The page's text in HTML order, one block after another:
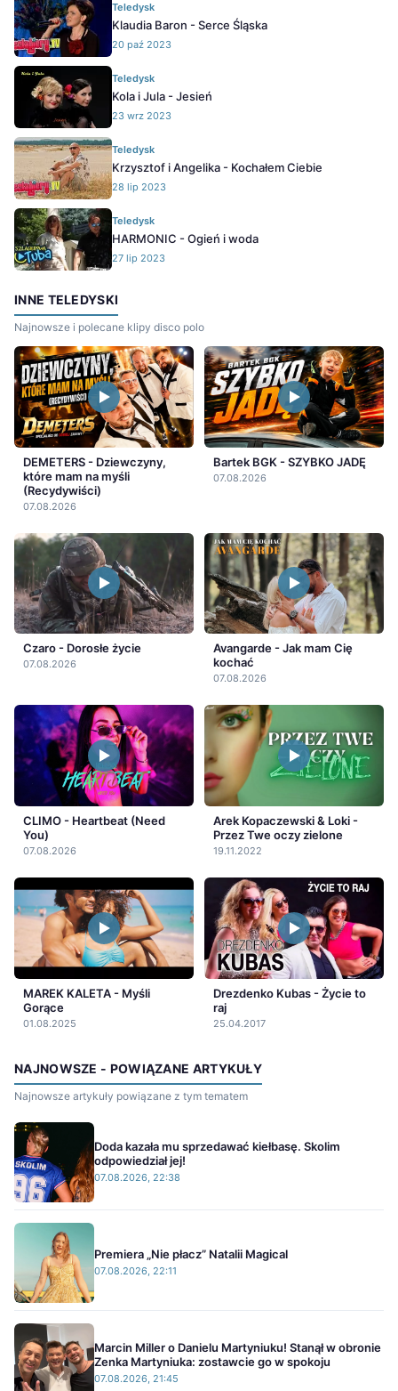
Teledysk
Klaudia Baron - Serce Śląska
20 paź 2023
Teledysk
Kola i Jula - Jesień
23 wrz 2023
Teledysk
Krzysztof i Angelika - Kochałem Ciebie
28 lip 2023
Teledysk
HARMONIC - Ogień i woda
27 lip 2023
INNE TELEDYSKI
Najnowsze i polecane klipy disco polo
DEMETERS - Dziewczyny,
które mam na myśli
(Recydywiści)
07.08.2026
Bartek BGK - SZYBKO JADĘ
07.08.2026
Czaro - Dorosłe życie
07.08.2026
Avangarde - Jak mam Cię
kochać
07.08.2026
CLIMO - Heartbeat (Need
You)
07.08.2026
Arek Kopaczewski & Loki -
Przez Twe oczy zielone
19.11.2022
MAREK KALETA - Myśli
Gorące
01.08.2025
Drezdenko Kubas - Życie to
raj
25.04.2017
NAJNOWSZE - POWIĄZANE ARTYKUŁY
Najnowsze artykuły powiązane z tym tematem
Doda kazała mu sprzedawać kiełbasę. Skolim
odpowiedział jej!
07.08.2026, 22:38
Premiera „Nie płacz” Natalii Magical
07.08.2026, 22:11
Marcin Miller o Danielu Martyniuku! Stanął w obronie
Zenka Martyniuka: zostawcie go w spokoju
07.08.2026, 21:45